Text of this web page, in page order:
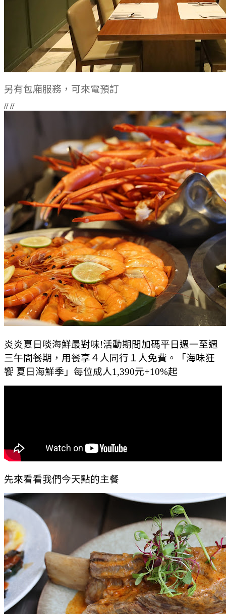
另有包廂服務，可來電預訂
// //
炎炎夏日啖海鮮最對味!活動期間加碼平日週一至週
三午間餐期，用餐享４人同行１人免費。「海味狂
饗 夏日海鮮季」每位成人1,390元+10%起
先來看看我們今天點的主餐